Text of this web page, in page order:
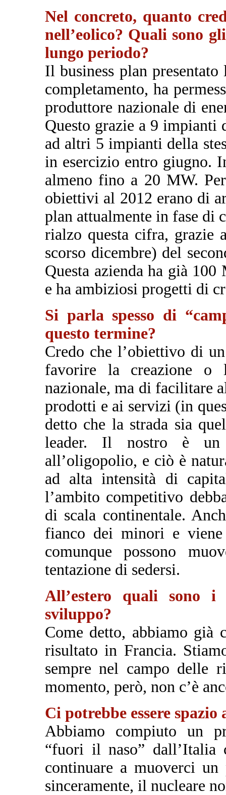
Nel concreto, quanto
nell’eolico? Quali sono
lungo periodo?
Il business plan
completamento, ha
produttore nazionale di
Questo grazie a 9 impianti
ad altri 5 impianti della
in esercizio entro giugno.
almeno fino a 20 MW.
obiettivi al 2012 erano di
plan attualmente in fase di
rialzo questa cifra, grazie
scorso dicembre) del
Questa azienda ha già
e ha ambiziosi progetti di
Si parla spesso di
questo termine?
Credo che l’obiettivo di
favorire la creazione o
nazionale, ma di facilitare
prodotti e ai servizi (in
detto che la strada sia
leader. Il nostro è un
all’oligopolio, e ciò è
ad alta intensità di
l’ambito competitivo
di scala continentale.
fianco dei minori e viene
comunque possono
tentazione di sedersi.
All’estero quali sono
sviluppo?
Come detto, abbiamo già
risultato in Francia.
sempre nel campo delle
momento, però, non c’è
Ci potrebbe essere
Abbiamo compiuto un
“fuori il naso” dall’Italia
continuare a muoverci
sinceramente, il nucleare